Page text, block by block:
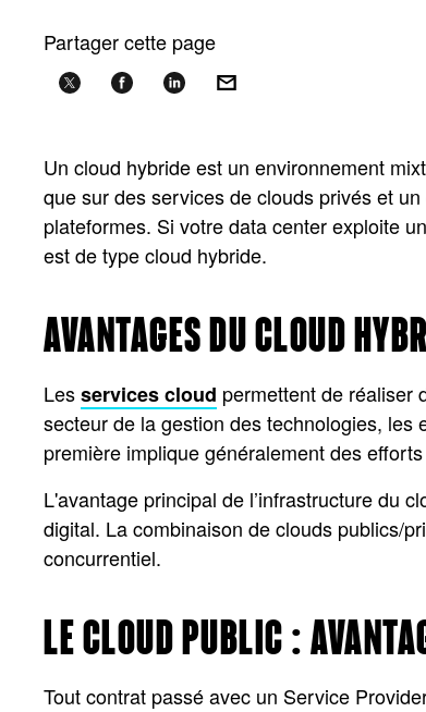
Partager cette page
Un cloud hybride est un environnement
que sur des services de clouds privés et
plateformes. Si votre data center exploite
est de type cloud hybride.
AVANTAGES DU CLOUD
Lesservices cloud permettent de réaliser
secteur de la gestion des technologies,
première implique généralement des
L'avantage principal de l’infrastructure du
digital. La combinaison de clouds publics/
concurrentiel.
LE CLOUD PUBLIC :
Tout contrat passé avec un Service